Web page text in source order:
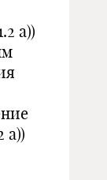
а))
а))